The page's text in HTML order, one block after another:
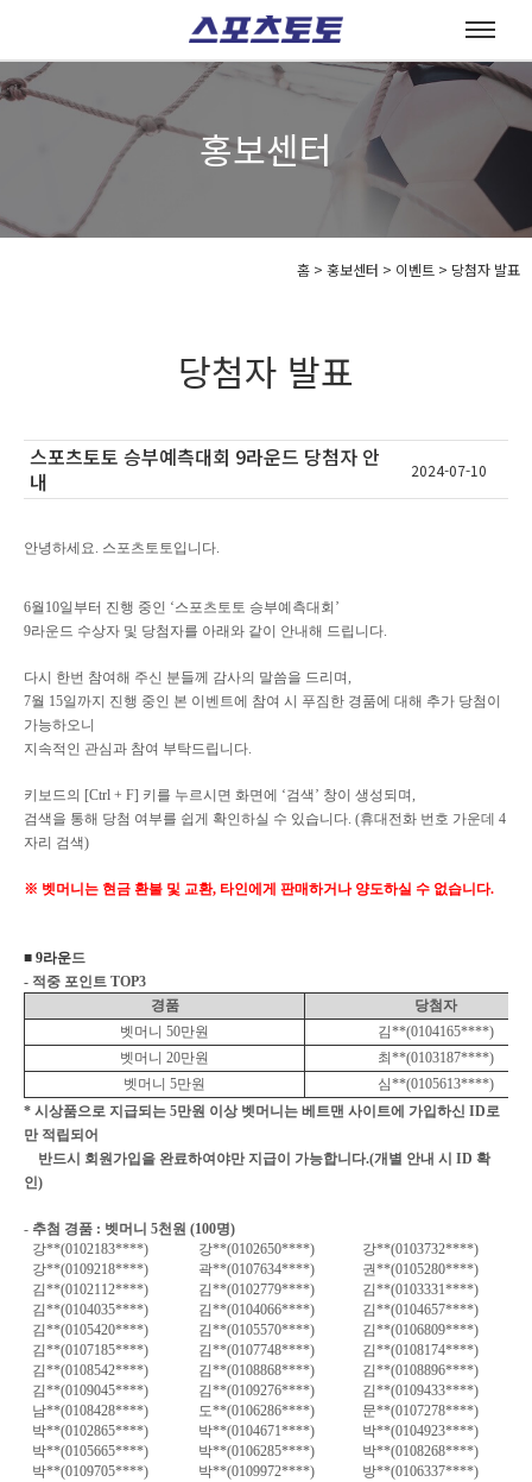
홍보센터
홈 > 홍보센터 > 이벤트 > 당첨자 발표
당첨자 발표
스포츠토토 승부예측대회 9라운드 당첨자 안
내
2024-07-10
안녕하세요. 스포츠토토입니다.
6월 10일부터 진행 중인 ‘스포츠토토 승부예측대회 ’
9라운드 수상자 및 당첨자를 아래와 같이 안내해 드립니다.
다시 한번 참여해 주신 분들께 감사의 말씀을 드리며,
7월 15일까지 진행 중인 본 이벤트에 참여 시 푸짐한 경품에 대해 추가 당첨이
가능하오니
지속적인 관심과 참여 부탁드립니다.
키보드의 [Ctrl + F] 키를 누르시면 화면에 ‘검색’ 창이 생성되며,
검색을 통해 당첨 여부를 쉽게 확인하실 수 있습니다. (휴대전화 번호 가운데 4
자리 검색)
※ 벳머니는 현금 환불 및 교환, 타인에게 판매하거나 양도하실 수 없습니다.
■ 9라운드
- 적중 포인트 TOP3
경품
당첨자
벳머니 50만원 김**(0104165****)
벳머니 20만원 최 **(0103187****)
벳머니 5만원 심**(0105613****)
* 시상품으로 지급되는 5만원 이상 벳머니는 베트맨 사이트에 가입하신 ID로
만 적립되어
반드시 회원가입을 완료하여야만 지급이 가능합니다.(개별 안내 시 ID 확
인)
- 추첨 경품 : 벳머니 5천원 (100명)
강**(0102183****) 강**(0102650****) 강**(0103732****)
강**(0109218****) 곽**(0107634****) 권**(0105280****)
김**(0102112****) 김**(0102779****) 김**(0103331****)
김**(0104035****) 김**(0104066****) 김**(0104657****)
김**(0105420****) 김**(0105570****) 김**(0106809****)
김**(0107185****) 김**(0107748****) 김**(0108174****)
김**(0108542****) 김**(0108868****) 김**(0108896****)
김**(0109045****) 김**(0109276****) 김**(0109433****)
남**(0108428****) 도**(0106286****) 문**(0107278****)
박**(0102865****) 박**(0104671****) 박**(0104923****)
박**(0105665****) 박**(0106285****) 박**(0108268****)
박**(0109705****) 박**(0109972****) 방**(0106337****)